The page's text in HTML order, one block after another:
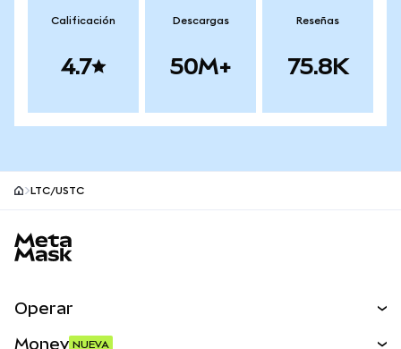
Calificación
4.7
Descargas
50M+
Reseñas
75.8K
LTC/USTC
Operar
Money NUEVA